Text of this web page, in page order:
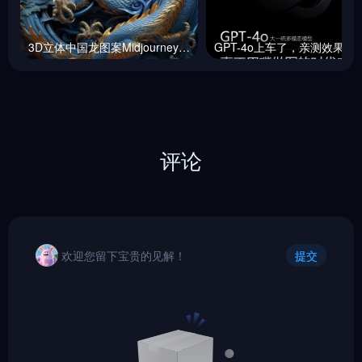
3D立体中国龙图案Midjourney咒语
评论
欢迎您留下宝贵的见解！ 提交